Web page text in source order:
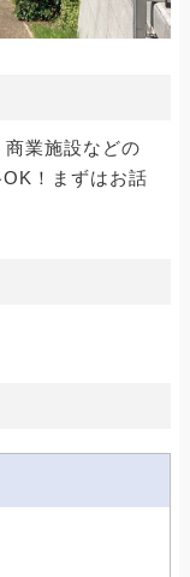
商業施設などの
！まずはお話